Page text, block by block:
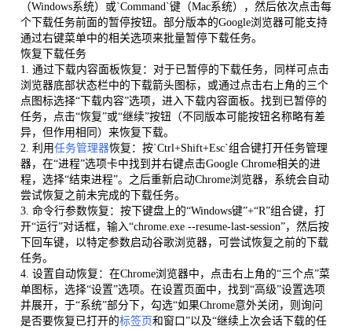
（Windows系统）或`Command`键（Mac系统），然后依次点击每
个下载任务前面的暂停按钮。部分版本的Google浏览器可能支持
通过右键菜单中的相关选项来批量暂停下载任务。
恢复下载任务
1. 通过下载内容面板恢复：对于已暂停的下载任务，同样可点击
浏览器底部状态栏中的下载箭头图标，或通过点击右上角的三个
点图标选择“下载内容”选项，进入下载内容面板。找到已暂停的
任务，点击“恢复”或“继续”按钮（不同版本可能按钮名称略有差
异，但作用相同）来恢复下载。
2. 利用任务管理器恢复：按`Ctrl+Shift+Esc`组合键打开任务管理
器，在“进程”选项卡中找到并右键点击Google Chrome相关的进
程，选择“结束进程”。之后重新启动Chrome浏览器，系统会自动
尝试恢复之前未完成的下载任务。
3. 命令行参数恢复：按下键盘上的“Windows键”+“R”组合键，打
开“运行”对话框，输入“chrome.exe --resume-last-session”，然后按
下回车键，以特定参数启动谷歌浏览器，可尝试恢复之前的下载
任务。
4. 设置自动恢复：在Chrome浏览器中，点击右上角的“三个点”菜
单图标，选择“设置”选项。在设置页面中，找到“高级”设置选项
并展开，于“系统”部分下，勾选“如果Chrome意外关闭，则询问
是否要恢复已打开的标签页和窗口”以及“继续上次会话下载的任